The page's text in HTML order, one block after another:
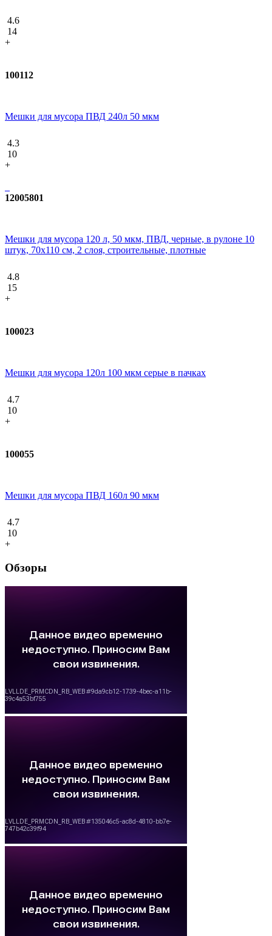
4.6
14
+
100112
Мешки для мусора ПВД 240л 50 мкм
4.3
10
+
12005801
Мешки для мусора 120 л, 50 мкм, ПВД, черные, в рулоне 10
штук, 70x110 см, 2 слоя, строительные, плотные
4.8
15
+
100023
Мешки для мусора 120л 100 мкм серые в пачках
4.7
10
+
100055
Мешки для мусора ПВД 160л 90 мкм
4.7
10
+
Обзоры